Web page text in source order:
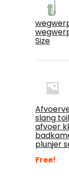
Size
slang
afvoer
plunjer
Free!